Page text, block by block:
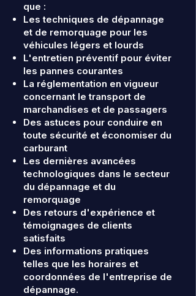
que :
Les techniques de dépannage
et de remorquage pour les
véhicules légers et lourds
L'entretien préventif pour éviter
les pannes courantes
La réglementation en vigueur
concernant le transport de
marchandises et de passagers
Des astuces pour conduire en
toute sécurité et économiser du
carburant
Les dernières avancées
technologiques dans le secteur
du dépannage et du
remorquage
Des retours d'expérience et
témoignages de clients
satisfaits
Des informations pratiques
telles que les horaires et
coordonnées de l'entreprise de
dépannage.